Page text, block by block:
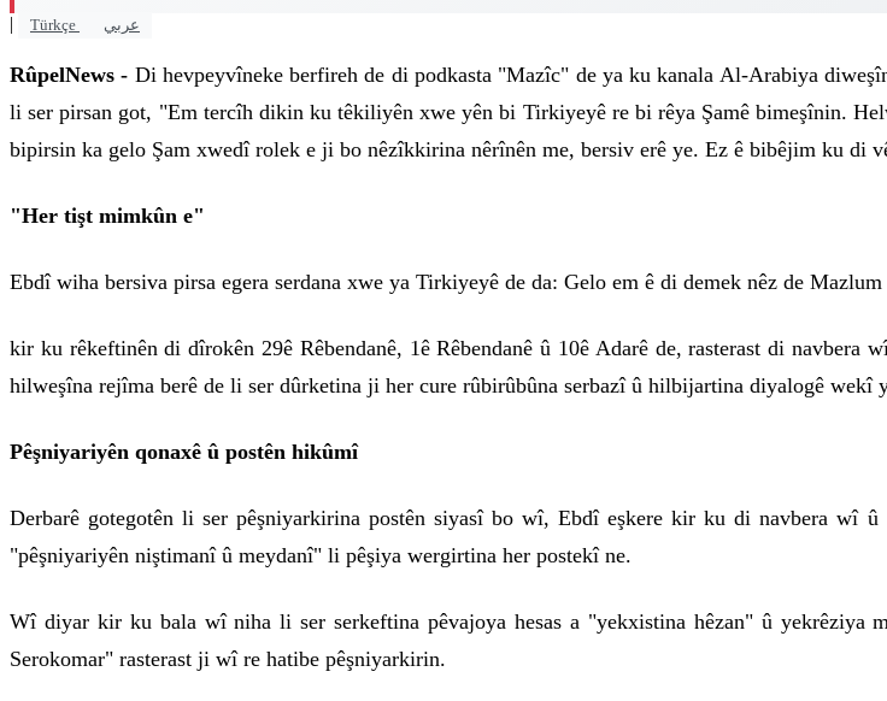
|
Türkçe عربي
RûpelNews - Di hevpeyvîneke berfireh de di podkasta "Mazîc" de ya ku kanala Al-Arabiya
li ser pirsan got, "Em tercîh dikin ku têkiliyên xwe yên bi Tirkiyeyê re bi rêya Şamê bimeşînin.
bipirsin ka gelo Şam xwedî rolek e ji bo nêzîkkirina nêrînên me, bersiv erê ye. Ez ê bibêjim ku di
"Her tişt mimkûn e"
Ebdî wiha bersiva pirsa egera serdana xwe ya Tirkiyeyê de da: Gelo em ê di demek nêz de
kir ku rêkeftinên di dîrokên 29ê Rêbendanê, 1ê Rêbendanê û 10ê Adarê de, rasterast di
hilweşîna rejîma berê de li ser dûrketina ji her cure rûbirûbûna serbazî û hilbijartina diyalogê wekî
Pêşniyariyên qonaxê û postên hikûmî
Derbarê gotegotên li ser pêşniyarkirina postên siyasî bo wî, Ebdî eşkere kir ku di navbera wî
"pêşniyariyên niştimanî û meydanî" li pêşiya wergirtina her postekî ne.
Wî diyar kir ku bala wî niha li ser serkeftina pêvajoya hesas a "yekxistina hêzan" û
Serokomar" rasterast ji wî re hatibe pêşniyarkirin.